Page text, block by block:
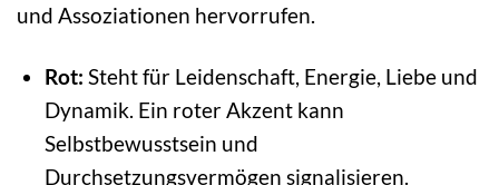
und Assoziationen hervorrufen.
Rot: Steht für Leidenschaft, Energie, Liebe und
Dynamik. Ein roter Akzent kann
Selbstbewusstsein und
Durchsetzungsvermögen signalisieren.